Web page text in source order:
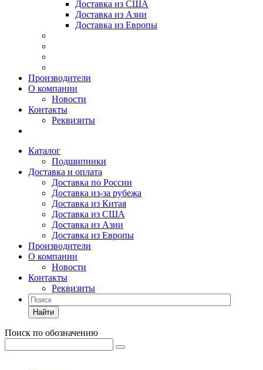
Доставка из США
Доставка из Азии
Доставка из Европы
Производители
О компании
Новости
Контакты
Реквизиты
Каталог
Подшипники
Доставка и оплата
Доставка по России
Доставка из-за рубежа
Доставка из Китая
Доставка из США
Доставка из Азии
Доставка из Европы
Производители
О компании
Новости
Контакты
Реквизиты
Найти
Поиск по обозначению